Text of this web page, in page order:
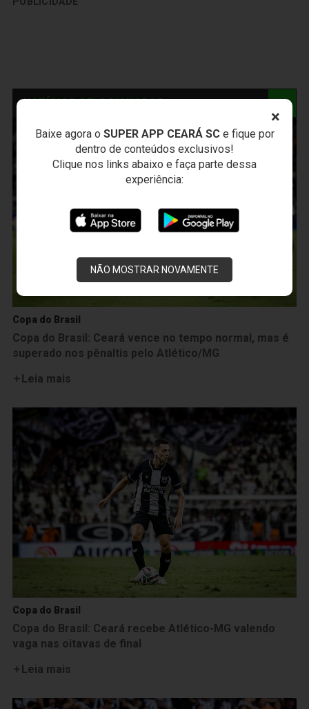
×
Baixe agora o SUPER APP CEARÁ SCe fique por
dentro de conteúdos exclusivos!
Clique nos links abaixo e faça parte dessa
experiência:
NÃO MOSTRAR NOVAMENTE
NOTÍCIAS RELACIONADAS
Copa do Brasil
Copa do Brasil: Ceará vence no tempo normal, mas é
superado nos pênaltis pelo Atlético/MG
Leia mais
Copa do Brasil
Copa do Brasil: Ceará recebe Atlético-MG valendo
vaga nas oitavas de final
Leia mais